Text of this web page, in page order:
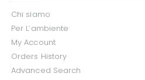
Chi siamo
Per L’ambiente
My Account
Orders History
Advanced Search